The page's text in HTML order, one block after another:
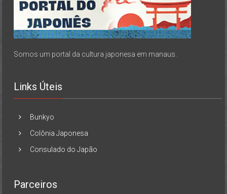
Somos um portal da cultura japonesa em manaus.
Links Úteis
Bunkyo
Colônia Japonesa
Consulado do Japão
Parceiros